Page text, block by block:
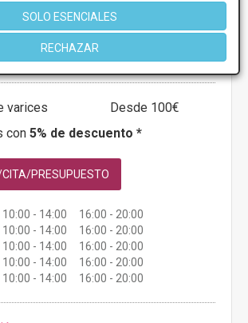
SOLO ESENCIALES
RECHAZAR
8 Opiniones
varices
Desde 100€
con 5% de descuento *
PRESUPUESTO
10:00 - 14:00 16:00 - 20:00
10:00 - 14:00 16:00 - 20:00
10:00 - 14:00 16:00 - 20:00
10:00 - 14:00 16:00 - 20:00
10:00 - 14:00 16:00 - 20:00